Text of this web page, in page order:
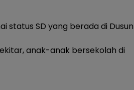
status SD yang berada di Dusun
anak-anak bersekolah di